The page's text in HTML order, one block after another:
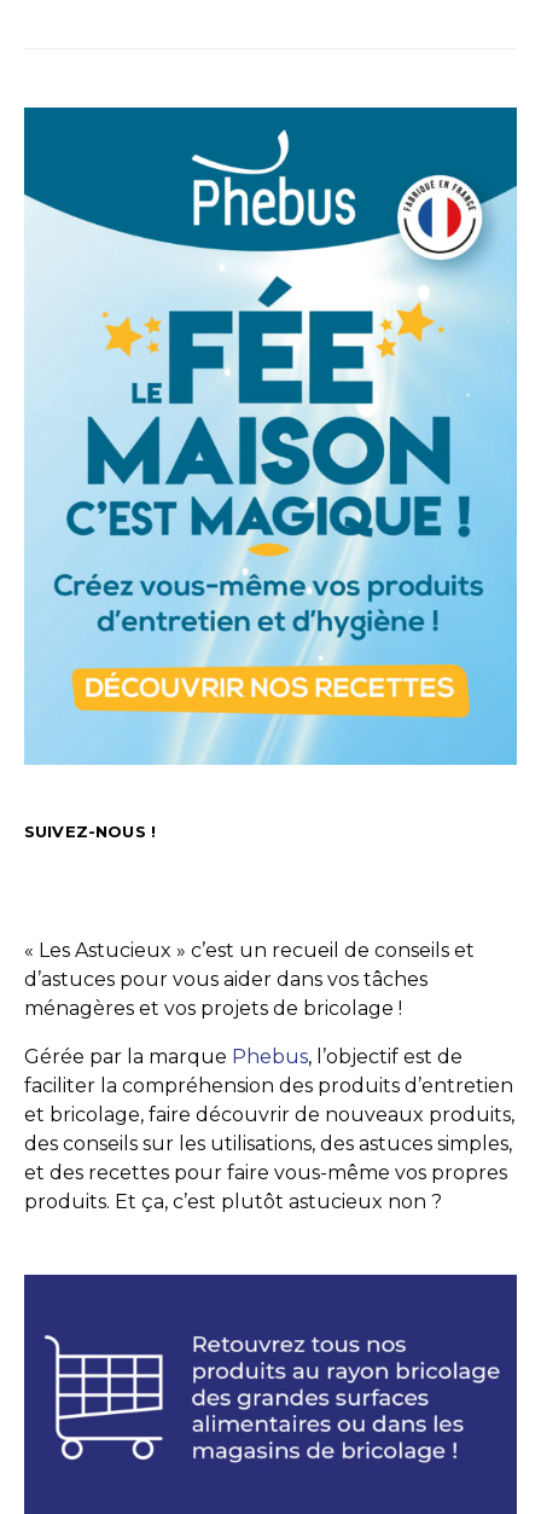
SUIVEZ-NOUS !
« Les Astucieux » c’est un recueil de conseils et
d’astuces pour vous aider dans vos tâches
ménagères et vos projets de bricolage !
Gérée par la marque Phebus, l’objectif est de
faciliter la compréhension des produits d’entretien
et bricolage, faire découvrir de nouveaux produits,
des conseils sur les utilisations, des astuces simples,
et des recettes pour faire vous-même vos propres
produits. Et ça, c’est plutôt astucieux non ?